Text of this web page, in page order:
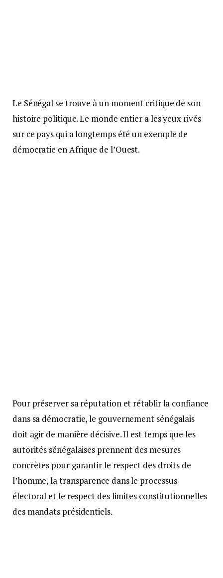
Le Sénégal se trouve à un moment critique de son
histoire politique. Le monde entier a les yeux rivés
sur ce pays qui a longtemps été un exemple de
démocratie en Afrique de l’Ouest.
Pour préserver sa réputation et rétablir la confiance
dans sa démocratie, le gouvernement sénégalais
doit agir de manière décisive. Il est temps que les
autorités sénégalaises prennent des mesures
concrètes pour garantir le respect des droits de
l’homme, la transparence dans le processus
électoral et le respect des limites constitutionnelles
des mandats présidentiels.